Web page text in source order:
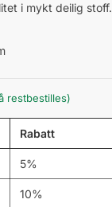
i mykt deilig stoff.
restbestilles)
Rabatt
5%
10%